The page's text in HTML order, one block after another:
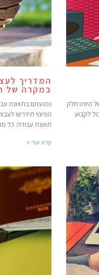
היותו חלק
לקבוע
המדריך
במקרה של
נפגעתם בתאונת
הפיצוי תידרשו
תאונת עבודה: כל
קרא עוד »